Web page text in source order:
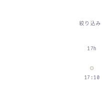
絞り込み
17h
17:10